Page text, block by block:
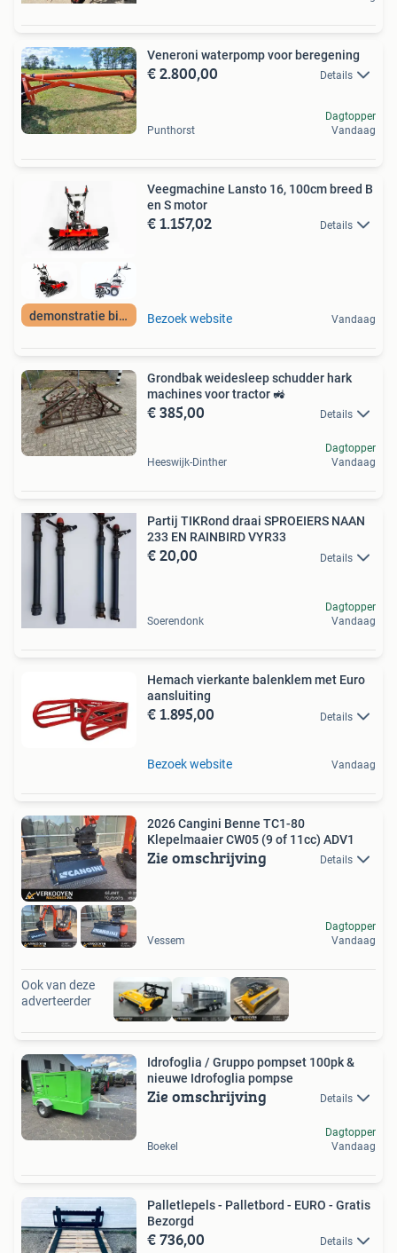
Veneroni waterpomp voor beregening
€ 2.800,00 Details
Punthorst
Dagtopper
Vandaag
demonstratie bij U
Veegmachine Lansto 16, 100cm breed B
en S motor
€ 1.157,02 Details
Bezoek website Vandaag
Grondbak weidesleep schudder hark
machines voor tractor 🚜
€ 385,00 Details
Heeswijk-Dinther
Dagtopper
Vandaag
Partij TIKRond draai SPROEIERS NAAN
233 EN RAINBIRD VYR33
€ 20,00 Details
Soerendonk
Dagtopper
Vandaag
Hemach vierkante balenklem met Euro
aansluiting
€ 1.895,00 Details
Bezoek website Vandaag
2026 Cangini Benne TC1-80
Klepelmaaier CW05 (9 of 11cc) ADV1
Zie omschrijving Details
Vessem
Dagtopper
Vandaag
Ook van deze
adverteerder
Idrofoglia / Gruppo pompset 100pk &
nieuwe Idrofoglia pompse
Zie omschrijving Details
Boekel
Dagtopper
Vandaag
Palletlepels - Palletbord - EURO - Gratis
Bezorgd
€ 736,00 Details